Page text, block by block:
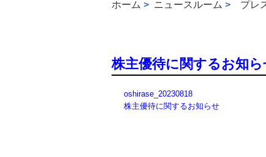
ホーム > ニュースルーム > プレ
株主優待に関するお知ら
oshirase_20230818
株主優待に関するお知らせ